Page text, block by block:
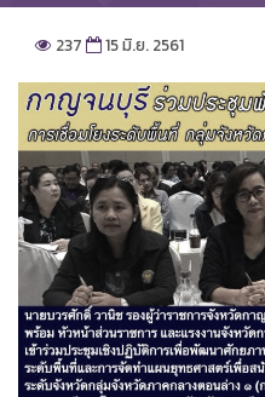
237 15 มิ.ย. 2561